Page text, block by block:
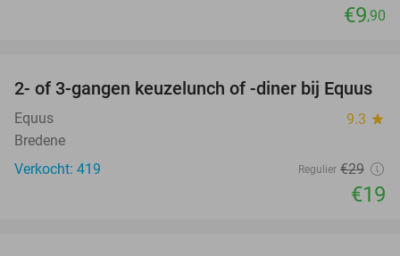
€9,90
34%
2- of 3-gangen keuzelunch of -diner bij Equus
Equus 9.3 star
Bredene
Verkocht: 419
Regulier €29
€19